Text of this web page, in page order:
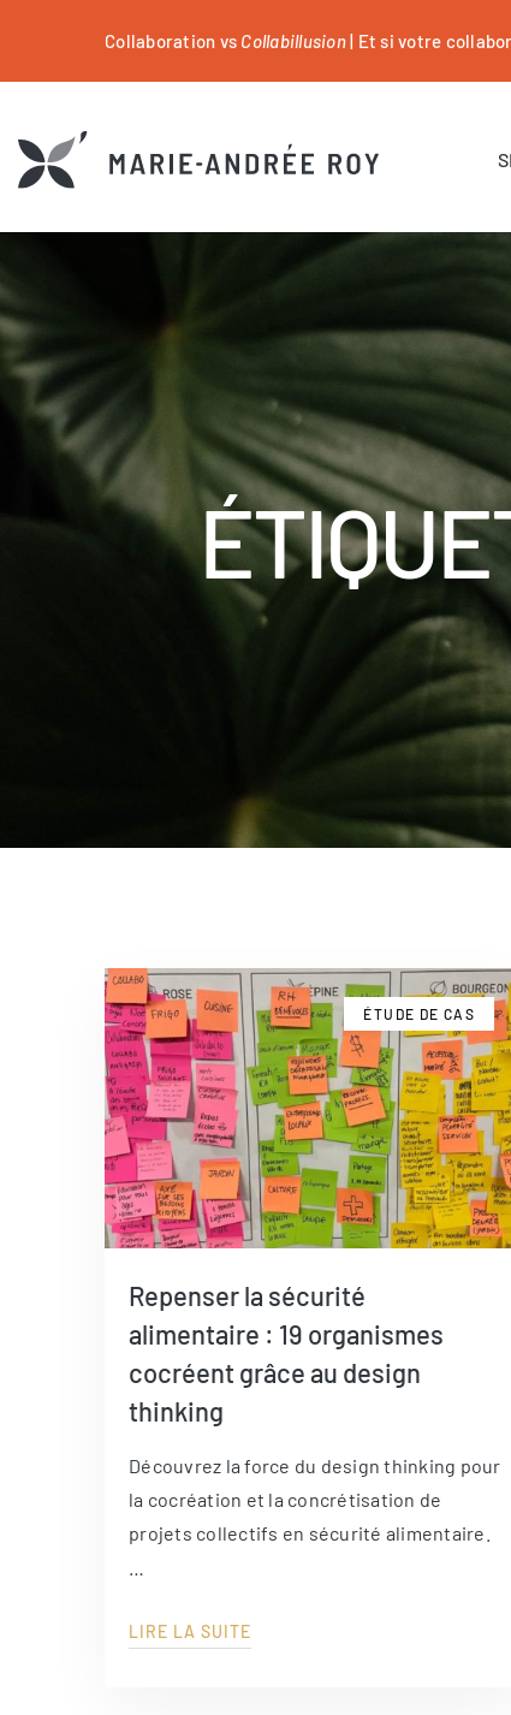
Collaboration vs Collabillusion| Et si votre
ÉTUDE DE CAS
Repenser la sécurité
alimentaire : 19 organismes
cocréent grâce au design
thinking
Découvrez la force du design thinking pour
la cocréation et la concrétisation de
projets collectifs en sécurité alimentaire.
LIRE LA SUITE